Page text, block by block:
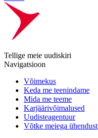
Tellige meie uudiskiri
Navigatsioon
Võimekus
Keda me teenindame
Mida me teeme
Karjäärivõimalused
Uudisteagentuur
Võtke meiega ühendust